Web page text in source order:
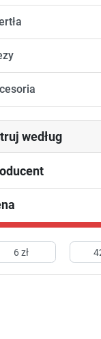
według